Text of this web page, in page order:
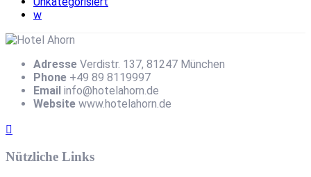
w
Adresse Verdistr. 137, 81247 München
Phone +49 89 8119997
Email info@hotelahorn.de
Website www.hotelahorn.de
Nützliche Links